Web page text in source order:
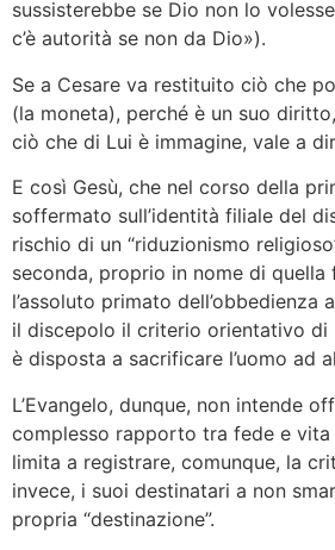
sussisterebbe se Dio non lo
c’è autorità se non da Dio»).
Se a Cesare va restituito ciò che
(la moneta), perché è un suo
ciò che di Lui è immagine, vale a
E così Gesù, che nel corso della
soffermato sull’identità filiale del
rischio di un “riduzionismo
seconda, proprio in nome di quella
l’assoluto primato dell’obbedienza
il discepolo il criterio orientativo di
è disposta a sacrificare l’uomo ad
L’Evangelo, dunque, non intende
complesso rapporto tra fede e
limita a registrare, comunque, la
invece, i suoi destinatari a non
propria “destinazione”.